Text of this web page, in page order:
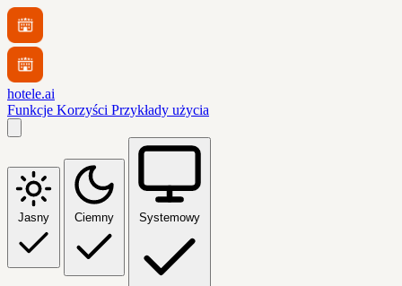
hotele.ai
Funkcje Korzyści Przykłady użycia
Jasny Ciemny Systemowy